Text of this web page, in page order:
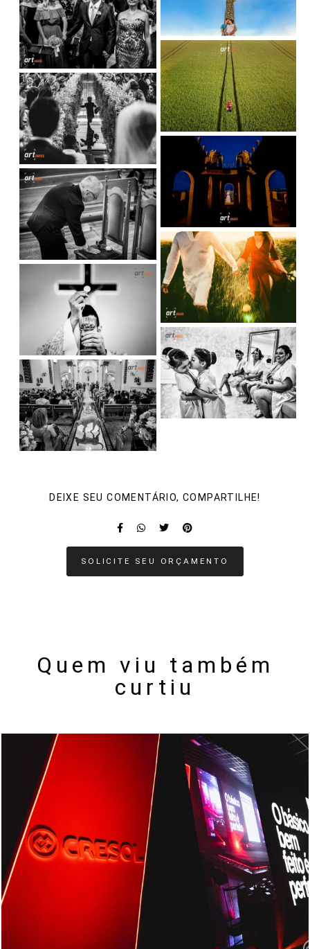
DEIXE SEU COMENTÁRIO, COMPARTILHE!
SOLICITE SEU ORÇAMENTO
Quem viu também
curtiu
205